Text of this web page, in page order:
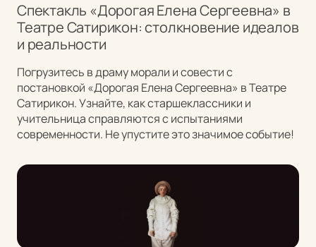
Спектакль «Дорогая Елена Сергеевна» в
Театре Сатирикон: столкновение идеалов
и реальности
Погрузитесь в драму морали и совести с
постановкой «Дорогая Елена Сергеевна» в Театре
Сатирикон. Узнайте, как старшеклассники и
учительница справляются с испытаниями
современности. Не упустите это значимое событие!